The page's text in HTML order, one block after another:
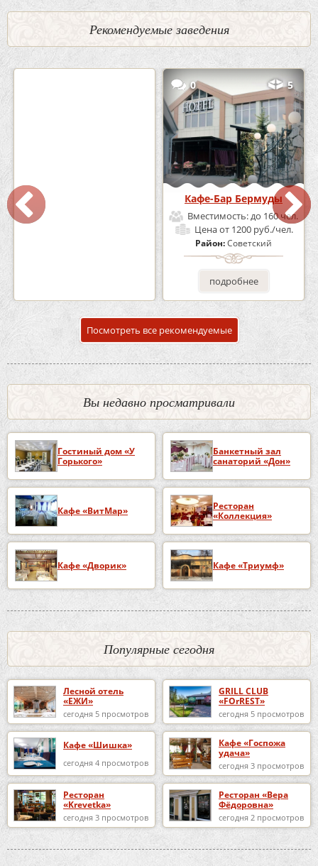
Рекомендуемые заведения
Кафе «Шишка»
Вместимость:
0 5
Кафе-Бар Бермуды
Вместимость:до 160 чел.
Ценаот 1200 руб./чел.
Район:Советский
подробнее
Посмотреть все рекомендуемые
Вы недавно просматривали
Гостиный дом «У
Горького»
Банкетный зал
санаторий «Дон»
Кафе «ВитМар»
Ресторан
«Коллекция»
Кафе «Дворик» Кафе «Триумф»
Популярные сегодня
Лесной отель
«ЕЖИ»
сегодня 5 просмотров
GRILL CLUB
«FOrREST»
сегодня 5 просмотров
Кафе «Шишка»
сегодня 4 просмотров
Кафе «Госпожа
удача»
сегодня 3 просмотров
Ресторан
«Krevetka»
сегодня 3 просмотров
Ресторан «Вера
Фёдоровна»
сегодня 2 просмотров